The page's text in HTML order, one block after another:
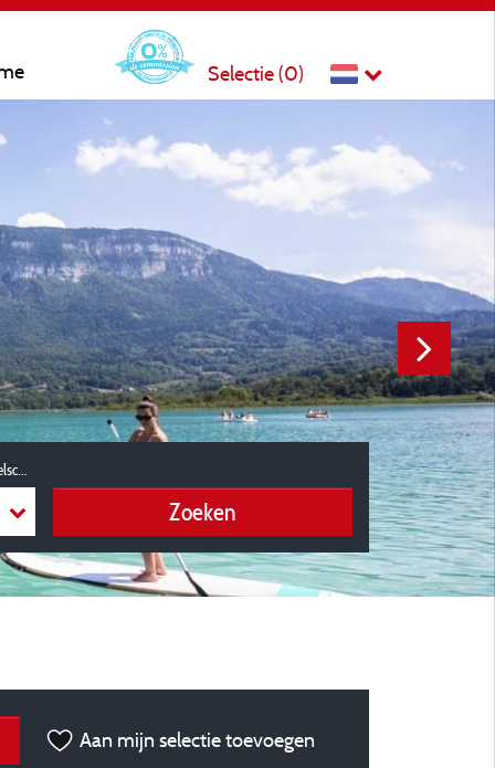
Selectie (0)
Reisgezelschap
Zoeken
Aan mijn selectie toevoegen